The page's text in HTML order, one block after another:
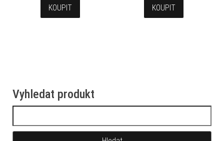
KOUPIT KOUPIT
Vyhledat produkt